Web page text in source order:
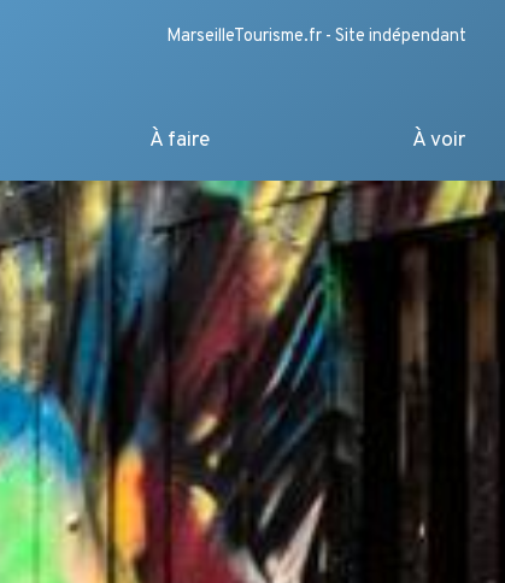
MarseilleTourisme.fr - Site indépendant
À faire À voir